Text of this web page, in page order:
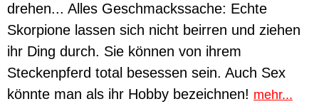
drehen... Alles Geschmackssache: Echte
Skorpione lassen sich nicht beirren und ziehen
ihr Ding durch. Sie können von ihrem
Steckenpferd total besessen sein. Auch Sex
könnte man als ihr Hobby bezeichnen! mehr...